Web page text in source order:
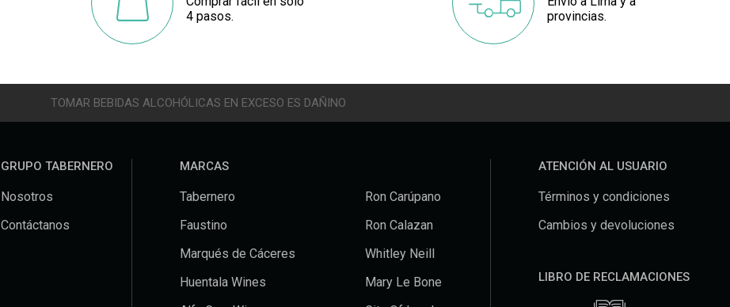
4 pasos.
provincias.
TOMAR BEBIDAS ALCOHÓLICAS EN EXCESO ES DAÑINO
GRUPO TABERNERO
Nosotros
Contáctanos
MARCAS
Tabernero
Faustino
Marqués de Cáceres
Huentala Wines
Ron Carúpano
Ron Calazan
Whitley Neill
Mary Le Bone
ATENCIÓN AL USUARIO
Términos y condiciones
Cambios y devoluciones
LIBRO DE RECLAMACIONES